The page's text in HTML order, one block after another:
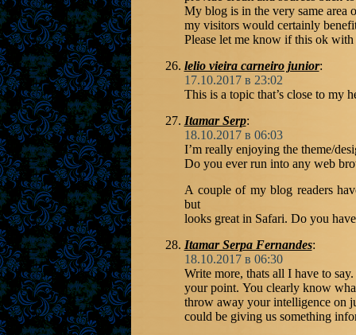
My blog is in the very same area
my visitors would certainly
Please let me know if this ok
lelio vieira carneiro junior:
17.10.2017 в 23:02
This is a topic that’s close to my
Itamar Serp:
18.10.2017 в 06:03
I’m really enjoying the theme/
Do you ever run into any web
A couple of my blog readers
but
looks great in Safari. Do you
Itamar Serpa Fernandes:
18.10.2017 в 06:30
Write more, thats all I have to
your point. You clearly know
throw away your intelligence on
could be giving us something